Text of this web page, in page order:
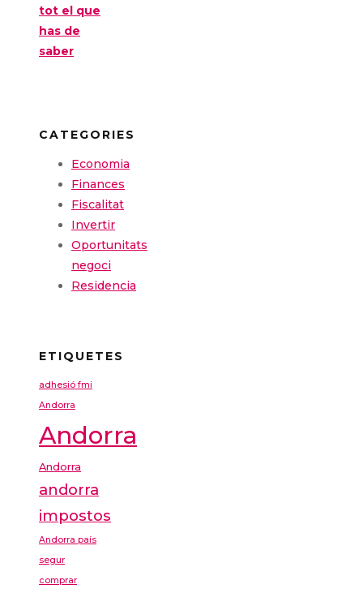
tot el que
has de
saber
CATEGORIES
Economia
Finances
Fiscalitat
Invertir
Oportunitats
negoci
Residencia
ETIQUETES
adhesió fmi
Andorra
Andorra
Andorra
andorra
impostos
Andorra país
segur
comprar